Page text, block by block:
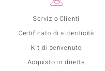
Servizio Clienti
Certificato di autenticità
Kit di benvenuto
Acquisto in diretta